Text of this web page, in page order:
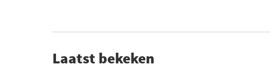
Laatst bekeken